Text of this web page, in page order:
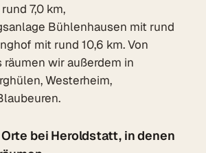
7,0 km,
Bühlenhausen mit rund
mit rund 10,6 km. Von
räumen wir außerdem in
Westerheim,
bei Heroldstatt, in denen